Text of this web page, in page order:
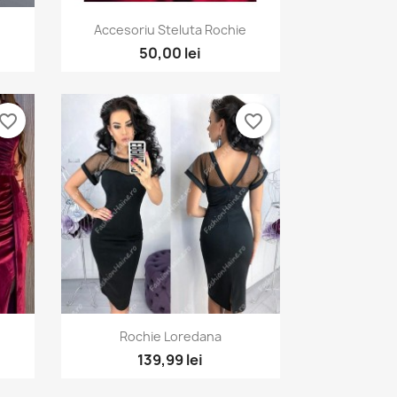
Vizualizare rapida
Accesoriu Steluta Rochie
50,00 lei
favorite_border
Vizualizare rapida
Rochie Loredana
139,99 lei
favorite_border